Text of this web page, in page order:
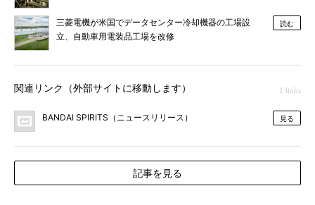
三菱電機が米国でデータセンター冷却機器の工場設
立、自動車用電装品工場を改修
読む
関連リンク（外部サイトに移動します） 1 links
BANDAI SPIRITS（ニュースリリース） 見る
記事を見る